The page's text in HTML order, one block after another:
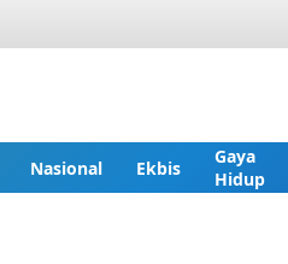
Nasional Ekbis
Gaya
Hidup